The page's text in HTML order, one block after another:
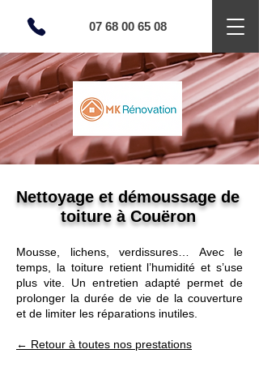
07 68 00 65 08
Nettoyage et démoussage de
toiture à Couëron
Mousse, lichens, verdissures… Avec le
temps, la toiture retient l’humidité et s’use
plus vite. Un entretien adapté permet de
prolonger la durée de vie de la couverture
et de limiter les réparations inutiles.
← Retour à toutes nos prestations